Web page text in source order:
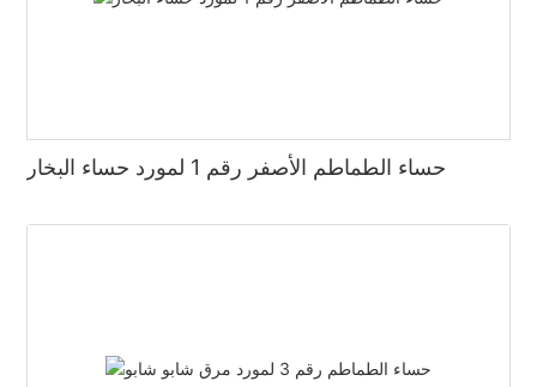
حساء الطماطم الأصفر رقم 1 لمورد حساء البخار